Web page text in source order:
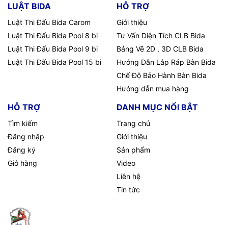
LUẬT BIDA
Luật Thi Đấu Bida Carom
Luật Thi Đấu Bida Pool 8 bi
Luật Thi Đấu Bida Pool 9 bi
Luật Thi Đấu Bida Pool 15 bi
HỖ TRỢ
Giới thiệu
Tư Vấn Diện Tích CLB Bida
Bảng Vẽ 2D , 3D CLB Bida
Hướng Dẫn Lắp Ráp Bàn Bida
Chế Độ Bảo Hành Bàn Bida
Hướng dẫn mua hàng
HỖ TRỢ
Tìm kiếm
Đăng nhập
Đăng ký
Giỏ hàng
DANH MỤC NỔI BẬT
Trang chủ
Giới thiệu
Sản phẩm
Video
Liên hệ
Tin tức